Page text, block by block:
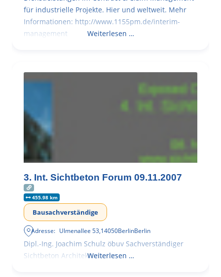
für industrielle Projekte. Hier und weltweit. Mehr
Informationen: http://www.1155pm.de/interim-
management
Weiterlesen …
3. Int. Sichtbeton Forum 09.11.2007
455.98 km
Bausachverständige
Adresse: Ulmenallee 53,14050BerlinBerlin
Dipl.-Ing. Joachim Schulz öbuv Sachverständiger
Sichtbeton Architekturbeton
Weiterlesen …